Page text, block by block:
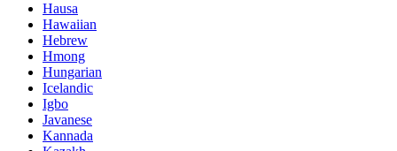
Hausa
Hawaiian
Hebrew
Hmong
Hungarian
Icelandic
Igbo
Javanese
Kannada